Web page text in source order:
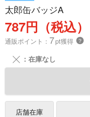
太郎缶バッジA
787円（税込）
通販ポイント： 7pt獲得 ？
╳ ：在庫なし
店舗在庫